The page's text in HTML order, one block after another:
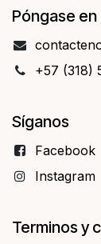
Póngase
+57 (318)
Síganos
Facebo​​ok
Instagram
Terminos y